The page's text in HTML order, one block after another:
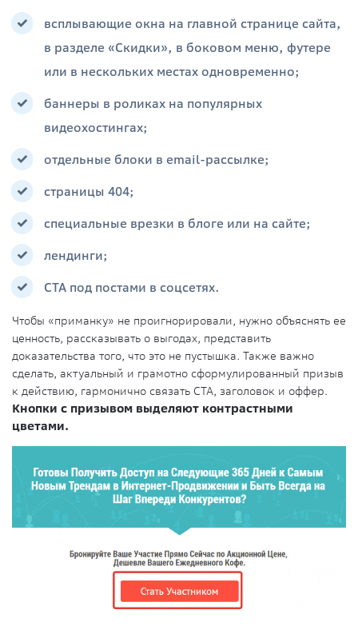
всплывающие окна на главной странице сайта,
в разделе «Скидки», в боковом меню, футере
или в нескольких местах одновременно;
баннеры в роликах на популярных
видеохостингах;
отдельные блоки в email-рассылке;
страницы 404;
специальные врезки в блоге или на сайте;
лендинги;
CTA под постами в соцсетях.
Чтобы «приманку» не проигнорировали, нужно объяснять ее
ценность, рассказывать о выгодах, представить
доказательства того, что это не пустышка. Также важно
сделать, актуальный и грамотно сформулированный призыв
к действию, гармонично связать CTA, заголовок и оффер.
Кнопки с призывом выделяют контрастными
цветами.